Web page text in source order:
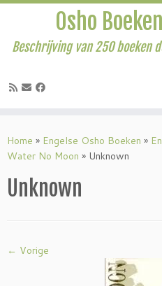
naar
inhoud
Osho
Beschrijving van 250 boeken
Home » Engelse Osho Boeken »
Water No Moon » Unknown
Unknown
← Vorige